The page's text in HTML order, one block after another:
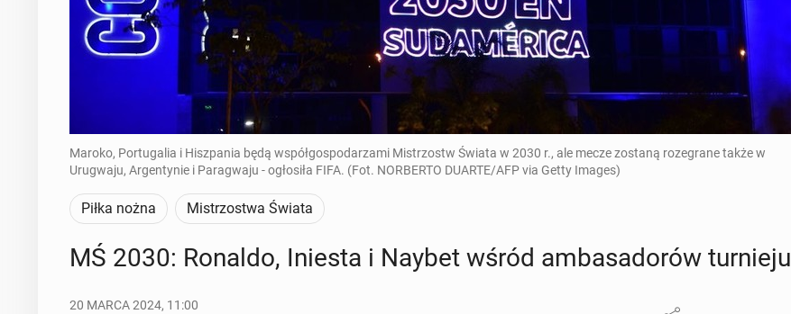
Maroko, Portugalia i Hiszpania będą współgospodarzami Mistrzostw Świata w 2030 r., ale mecze zostaną rozegrane także w
Urugwaju, Argentynie i Paragwaju - ogłosiła FIFA. (Fot. NORBERTO DUARTE/AFP via Getty Images)
Piłka nożna Mistrzostwa Świata
MŚ 2030: Ronaldo, Iniesta i Naybet wśród am­ba­sa­do­rów tur­nie­ju
20 MARCA 2024, 11:00